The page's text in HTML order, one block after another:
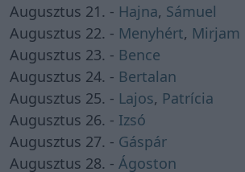
Augusztus 21. - Hajna, Sámuel
Augusztus 22. - Menyhért, Mirjam
Augusztus 23. - Bence
Augusztus 24. - Bertalan
Augusztus 25. - Lajos, Patrícia
Augusztus 26. - Izsó
Augusztus 27. - Gáspár
Augusztus 28. - Ágoston